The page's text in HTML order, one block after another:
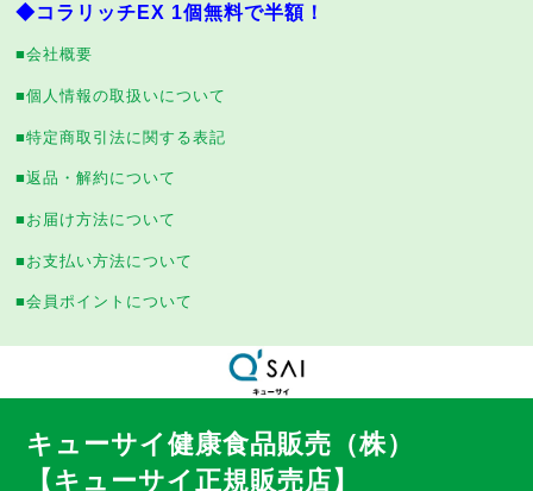
◆コラリッチEX 1個無料で半額！
■会社概要
■個人情報の取扱いについて
■特定商取引法に関する表記
■返品・解約について
■お届け方法について
■お支払い方法について
■会員ポイントについて
キューサイ健康食品販売（株）
【キューサイ正規販売店】